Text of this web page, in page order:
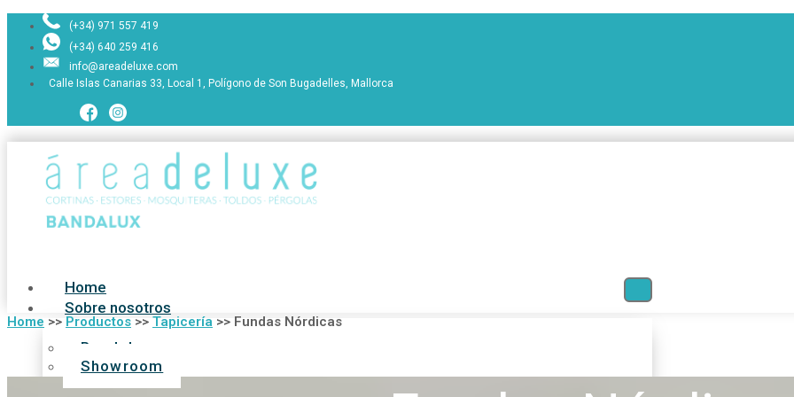
(+34) 971 557 419
(+34) 640 259 416
info@areadeluxe.com
Calle Islas Canarias 33, Local 1, Polígono de Son Bugadelles, Mallorca
Home
Sobre nosotros
Bandalux
Showroom
Home >> Productos >> Tapicería >> Fundas Nórdicas